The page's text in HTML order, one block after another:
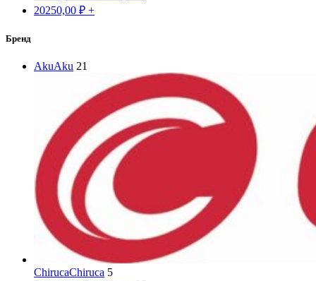
20250,00 ₽ +
Бренд
AkuAku 21
ChirucaChiruca 5